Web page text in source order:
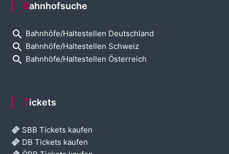
Bahnhofsuche
search Bahnhöfe/Haltestellen Deutschland
search Bahnhöfe/Haltestellen Schweiz
search Bahnhöfe/Haltestellen Österreich
Tickets
SBB Tickets kaufen
DB Tickets kaufen